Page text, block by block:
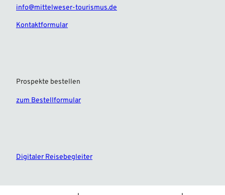
info@mittelweser-tourismus.de
Kontaktformular
Prospekte bestellen
zum Bestellformular
e
b
a
m
Digitaler Reisebegleiter